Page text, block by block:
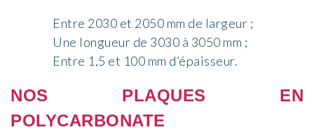
Entre 2030 et 2050 mm de largeur ;
Une longueur de 3030 à 3050 mm ;
Entre 1,5 et 100 mm d’épaisseur.
NOS PLAQUES EN
POLYCARBONATE